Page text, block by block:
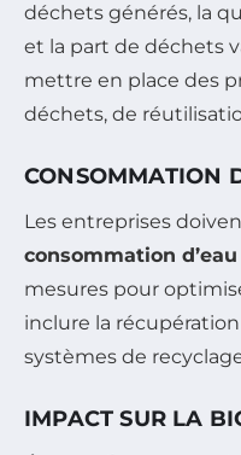
déchets générés, la
et la part de déchets
mettre en place des
déchets, de
CONSOMMATION
Les entreprises
consommation d’eau
mesures pour
inclure la
systèmes de
IMPACT SUR LA